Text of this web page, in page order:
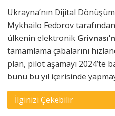
Ukrayna’nın Dijital Dönüşüm
Mykhailo Fedorov
ülkenin elektronik
tamamlama çabalarını
plan, pilot aşamayı 2024’te
bunu bu yıl içerisinde
İlginizi Çekebilir